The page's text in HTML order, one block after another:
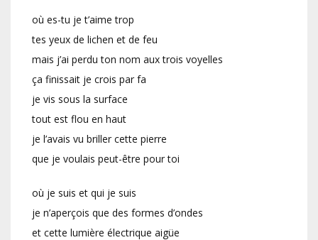
où es-tu je t’aime trop
tes yeux de lichen et de feu
mais j’ai perdu ton nom aux trois voyelles
ça finissait je crois par fa
je vis sous la surface
tout est flou en haut
je l’avais vu briller cette pierre
que je voulais peut-être pour toi
où je suis et qui je suis
je n’aperçois que des formes d’ondes
et cette lumière électrique aigüe